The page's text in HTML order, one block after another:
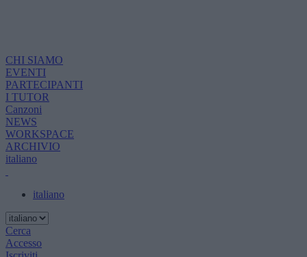
CHI SIAMO
EVENTI
PARTECIPANTI
I TUTOR
Canzoni
NEWS
WORKSPACE
ARCHIVIO
italiano
italiano
Cerca
Accesso